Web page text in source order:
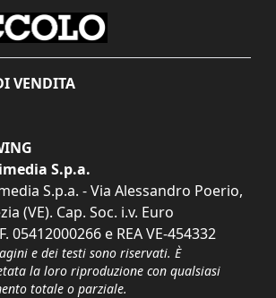
VENDITA
S.p.a.
S.p.a. - Via Alessandro Poerio,
(VE). Cap. Soc. i.v. Euro
05412000266 e REA VE-454332
e dei testi sono riservati. È
la loro riproduzione con qualsiasi
totale o parziale.